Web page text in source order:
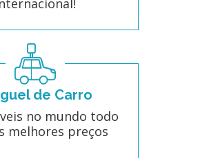
de Carro
no mundo todo
melhores preços